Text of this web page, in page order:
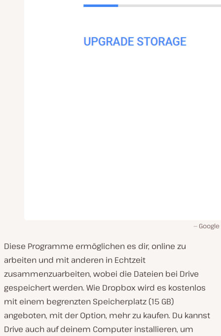
Diese Programme ermöglichen es dir, online zu
arbeiten und mit anderen in Echtzeit
zusammenzuarbeiten, wobei die Dateien bei Drive
gespeichert werden. Wie Dropbox wird es kostenlos
mit einem begrenzten Speicherplatz (15 GB)
angeboten, mit der Option, mehr zu kaufen. Du kannst
Drive auch auf deinem Computer installieren, um